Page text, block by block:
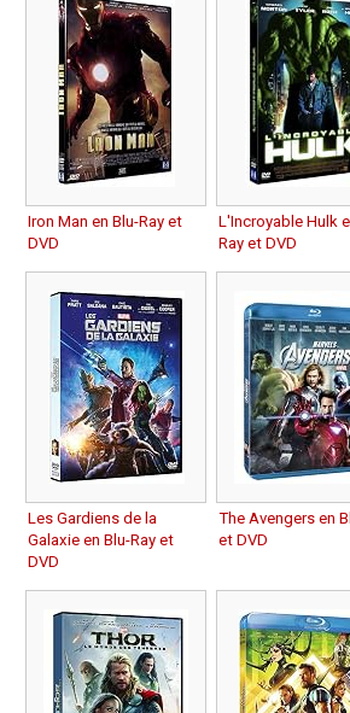
Iron Man en Blu-Ray et
DVD
L'Incroyable Hulk
Ray et DVD
Les Gardiens de la
Galaxie en Blu-Ray et
DVD
The Avengers en
et DVD